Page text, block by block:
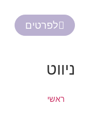
לפרטים
ניווט
ראשי